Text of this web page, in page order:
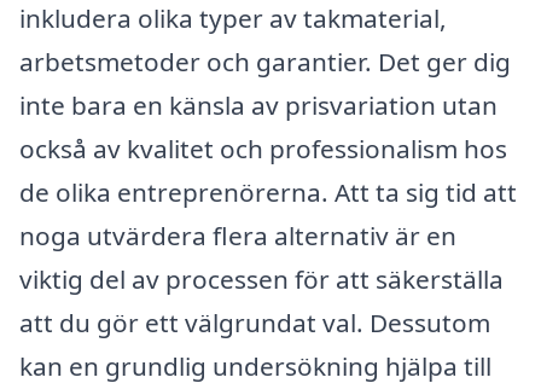
inkludera olika typer av takmaterial,
arbetsmetoder och garantier. Det ger dig
inte bara en känsla av prisvariation utan
också av kvalitet och professionalism hos
de olika entreprenörerna. Att ta sig tid att
noga utvärdera flera alternativ är en
viktig del av processen för att säkerställa
att du gör ett välgrundat val. Dessutom
kan en grundlig undersökning hjälpa till